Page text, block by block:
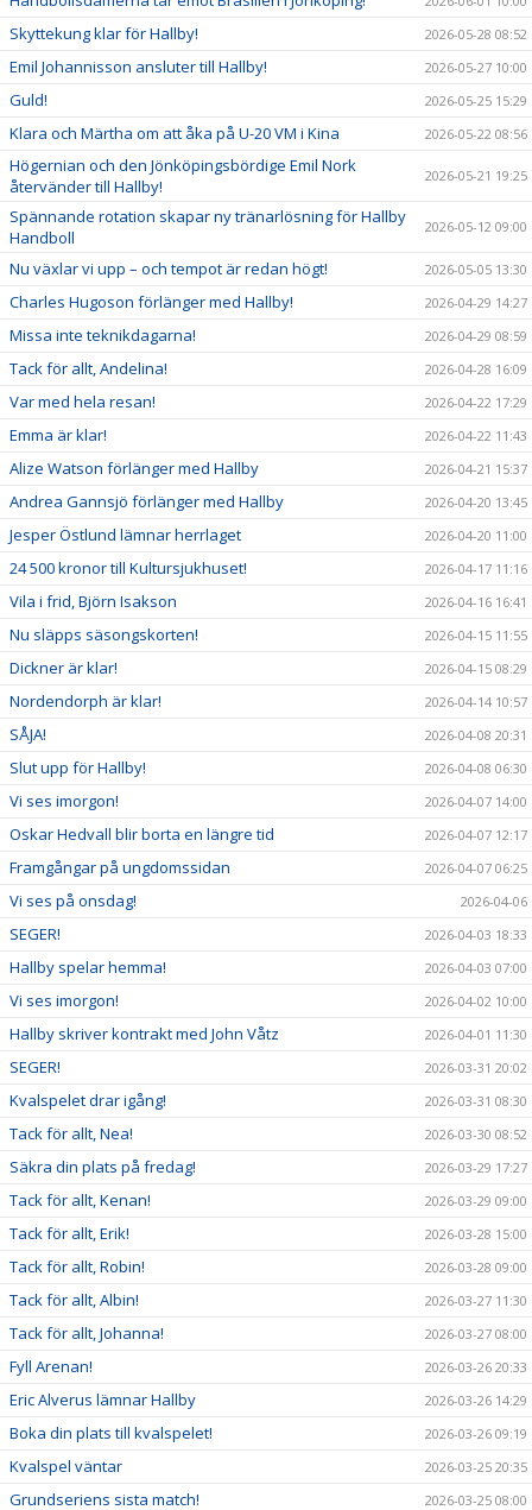
Skyttekung klar för Hallby! 2026-05-28 08:52
Emil Johannisson ansluter till Hallby! 2026-05-27 10:00
Guld! 2026-05-25 15:29
Klara och Märtha om att åka på U-20 VM i Kina 2026-05-22 08:56
Högernian och den Jönköpingsbördige Emil Nork
återvänder till Hallby!
2026-05-21 19:25
Spännande rotation skapar ny tränarlösning för Hallby
Handboll
2026-05-12 09:00
Nu växlar vi upp – och tempot är redan högt! 2026-05-05 13:30
Charles Hugoson förlänger med Hallby! 2026-04-29 14:27
Missa inte teknikdagarna! 2026-04-29 08:59
Tack för allt, Andelina! 2026-04-28 16:09
Var med hela resan! 2026-04-22 17:29
Emma är klar! 2026-04-22 11:43
Alize Watson förlänger med Hallby 2026-04-21 15:37
Andrea Gannsjö förlänger med Hallby 2026-04-20 13:45
Jesper Östlund lämnar herrlaget 2026-04-20 11:00
24 500 kronor till Kultursjukhuset! 2026-04-17 11:16
Vila i frid, Björn Isakson 2026-04-16 16:41
Nu släpps säsongskorten! 2026-04-15 11:55
Dickner är klar! 2026-04-15 08:29
Nordendorph är klar! 2026-04-14 10:57
SÅJA! 2026-04-08 20:31
Slut upp för Hallby! 2026-04-08 06:30
Vi ses imorgon! 2026-04-07 14:00
Oskar Hedvall blir borta en längre tid 2026-04-07 12:17
Framgångar på ungdomssidan 2026-04-07 06:25
Vi ses på onsdag! 2026-04-06
SEGER! 2026-04-03 18:33
Hallby spelar hemma! 2026-04-03 07:00
Vi ses imorgon! 2026-04-02 10:00
Hallby skriver kontrakt med John Våtz 2026-04-01 11:30
SEGER! 2026-03-31 20:02
Kvalspelet drar igång! 2026-03-31 08:30
Tack för allt, Nea! 2026-03-30 08:52
Säkra din plats på fredag! 2026-03-29 17:27
Tack för allt, Kenan! 2026-03-29 09:00
Tack för allt, Erik! 2026-03-28 15:00
Tack för allt, Robin! 2026-03-28 09:00
Tack för allt, Albin! 2026-03-27 11:30
Tack för allt, Johanna! 2026-03-27 08:00
Fyll Arenan! 2026-03-26 20:33
Eric Alverus lämnar Hallby 2026-03-26 14:29
Boka din plats till kvalspelet! 2026-03-26 09:19
Kvalspel väntar 2026-03-25 20:35
Grundseriens sista match! 2026-03-25 08:00